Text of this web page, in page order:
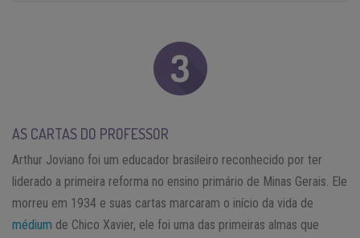
AS CARTAS DO PROFESSOR
Arthur Joviano foi um educador brasileiro reconhecido por ter
liderado a primeira reforma no ensino primário de Minas Gerais. Ele
morreu em 1934 e suas cartas marcaram o início da vida de
médium de Chico Xavier, ele foi uma das primeiras almas que